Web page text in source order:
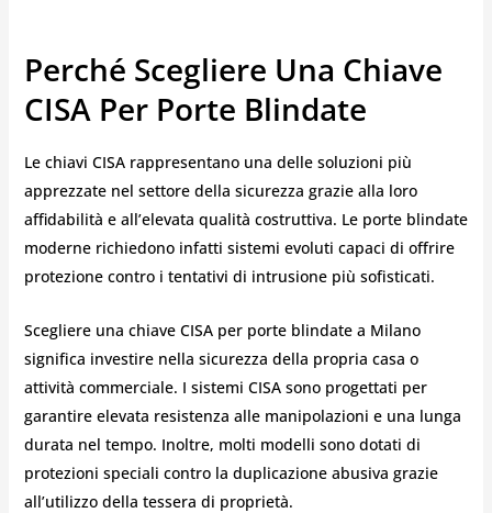
Perché Scegliere Una Chiave
CISA Per Porte Blindate
Le chiavi CISA rappresentano una delle soluzioni più
apprezzate nel settore della sicurezza grazie alla loro
affidabilità e all’elevata qualità costruttiva. Le porte blindate
moderne richiedono infatti sistemi evoluti capaci di offrire
protezione contro i tentativi di intrusione più sofisticati.
Scegliere una chiave CISA per porte blindate a Milano
significa investire nella sicurezza della propria casa o
attività commerciale. I sistemi CISA sono progettati per
garantire elevata resistenza alle manipolazioni e una lunga
durata nel tempo. Inoltre, molti modelli sono dotati di
protezioni speciali contro la duplicazione abusiva grazie
all’utilizzo della tessera di proprietà.